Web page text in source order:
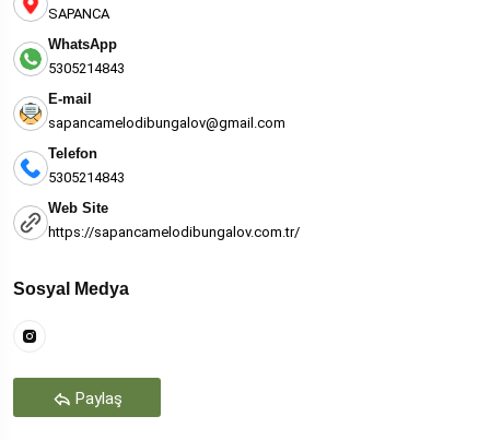
SAPANCA
WhatsApp
5305214843
E-mail
sapancamelodibungalov@gmail.com
Telefon
5305214843
Web Site
https://sapancamelodibungalov.com.tr/
Sosyal Medya
Paylaş